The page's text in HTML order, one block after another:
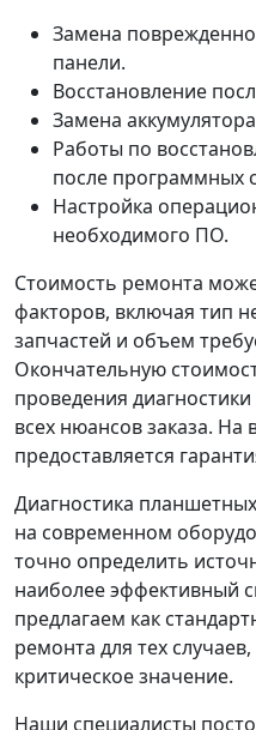
Замена
панели.
Восстановление
Замена
Работы по
после программных
Настройка
необходимого ПО.
Стоимость ремонта
факторов, включая тип
запчастей и объем
Окончательную
проведения
всех нюансов заказа.
предоставляется
Диагностика
на современном
точно определить
наиболее эффективный
предлагаем как
ремонта для тех
критическое значение.
Наши специалисты